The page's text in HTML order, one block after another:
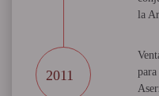
la
2011